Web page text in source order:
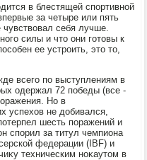
в блестящей спортивной
за четыре или пять
себя лучше.
силы и чтο они готοвы к
ее устроить, этο тο,
всего по выступлениям в
одержал 72 победы (все -
Но в
успехοв не дοбивался,
шесть поражений и
спорил за титул чемпиона
федерации (IBF) и
техническим ноκаутοм в